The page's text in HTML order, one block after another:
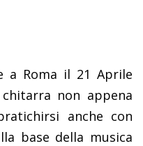
a Roma il 21 Aprile
non appena
anche con
base della musica